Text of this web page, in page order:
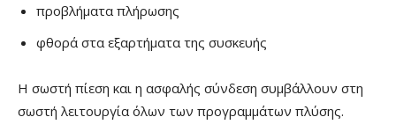
προβλήματα πλήρωσης
φθορά στα εξαρτήματα της συσκευής
Η σωστή πίεση και η ασφαλής σύνδεση συμβάλλουν στη
σωστή λειτουργία όλων των προγραμμάτων πλύσης.